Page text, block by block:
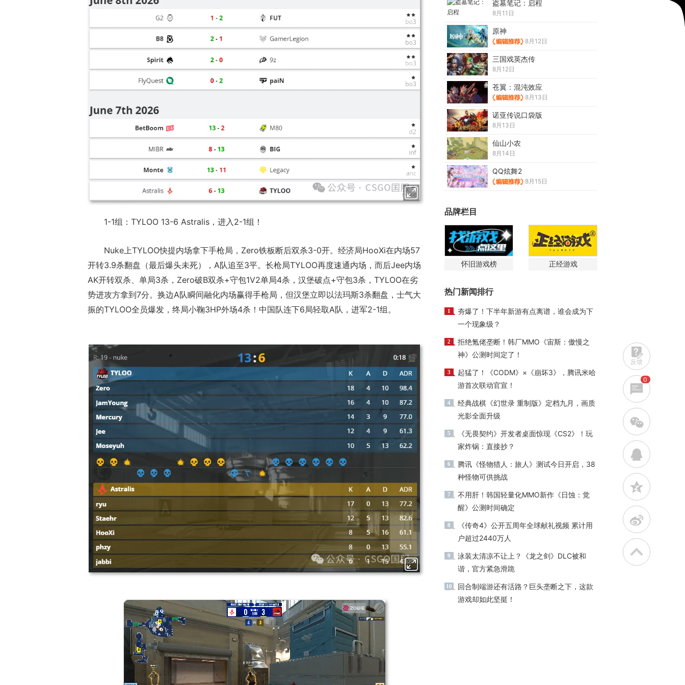
1-1组：TYLOO 13-6 Astralis，进入2-1组！
Nuke上TYLOO快提内场拿下手枪局，Zero铁板断后双杀3-0开。经济局HooXi在内场57
开转3.9杀翻盘（最后爆头未死），A队追至3平。长枪局TYLOO再度速通内场，而后Jee内场
AK开转双杀、单局3杀，Zero破B双杀+守包1V2单局4杀，汉堡破点+守包3杀，TYLOO在劣
势进攻方拿到7分。换边A队瞬间融化内场赢得手枪局，但汉堡立即以法玛斯3杀翻盘，士气大
振的TYLOO全员爆发，终局小鞠3HP外场4杀！中国队连下6局轻取A队，进军2-1组。
盗墓笔记：启程
8月11日
原神
8月12日
三国戏英杰传
8月12日
苍翼：混沌效应
8月13日
诺亚传说口袋版
8月13日
仙山小农
8月14日
QQ炫舞2
8月15日
品牌栏目
怀旧游戏榜 正经游戏
热门新闻排行
1
夯爆了！下半年新游有点离谱，谁会成为下
一个现象级？
2
拒绝氪佬垄断！韩厂MMO《宙斯：傲慢之
神》公测时间定了！
3
起猛了！《CODM》×《崩坏3》，腾讯米哈
游首次联动官宣！
4
经典战棋《幻世录 重制版》定档九月，画质
光影全面升级
5
《无畏契约》开发者桌面惊现《CS2》！玩
家炸锅：直接抄？
6
腾讯《怪物猎人：旅人》测试今日开启，38
种怪物可供挑战
7
不用肝！韩国轻量化MMO新作《日蚀：觉
醒》公测时间确定
8
《传奇4》公开五周年全球献礼视频 累计用
户超过2440万人
9
泳装太清凉不让上？《龙之剑》DLC被和
谐，官方紧急滑跪
10
回合制端游还有活路？巨头垄断之下，这款
游戏却如此坚挺！
反馈
0
w
q
z
t